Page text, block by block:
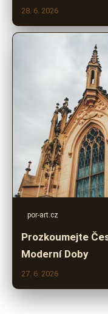
28. 6. 2026
por-art.cz
Prozkoumejte
Moderní Doby
27. 6. 2026